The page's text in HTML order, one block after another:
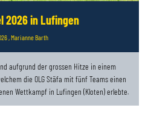
2026 in Lufingen
, Marianne Barth
aufgrund der grossen Hitze in einem
die OLG Stäfa mit fünf Teams einen
Wettkampf in Lufingen (Kloten) erlebte.